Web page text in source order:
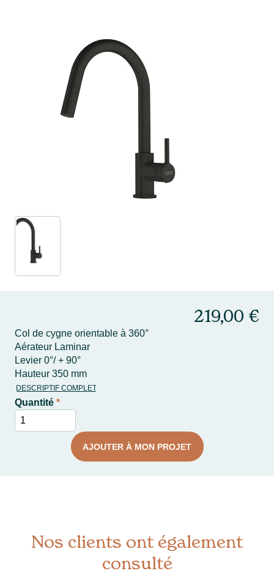
219,00 €
Col de cygne orientable à 360°
Aérateur Laminar
Levier 0°/ + 90°
Hauteur 350 mm
DESCRIPTIF COMPLET
Quantité *
AJOUTER À MON PROJET
Nos clients ont également
consulté